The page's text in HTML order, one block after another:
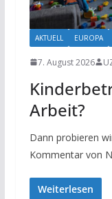
AKTUELL EUROPA
7. August 2026
Arbeit?
Dann probieren
Kommentar von
Weiterlesen